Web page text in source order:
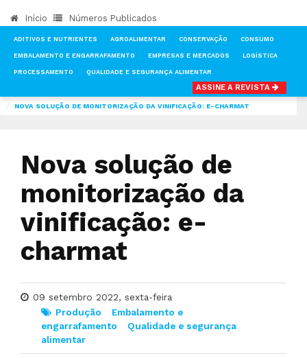
Início Números Publicados
ADITIVOS E NUTRIENTES AGROALIMENTAR CONSERVAÇÃO CONSUMO
EMBALAMENTO E ENGARRAFAMENTO EMPRESAS E MERCADOS LOGÍSTICA
PROCESSAMENTO QUALIDADE E SEGURANÇA ALIMENTAR
ASSINE A REVISTA
NOVA SOLUÇÃO DE MONITORIZAÇÃO DA VINIFICAÇÃO: E-CHARMAT
Nova solução de
monitorização da
vinificação: e-
charmat
09 setembro 2022, sexta-feira
Produção
Embalamento e
engarrafamento
Qualidade e segurança
alimentar